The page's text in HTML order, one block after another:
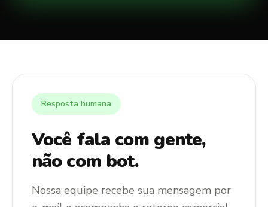
Resposta humana
Você fala com gente,
não com bot.
Nossa equipe recebe sua mensagem por